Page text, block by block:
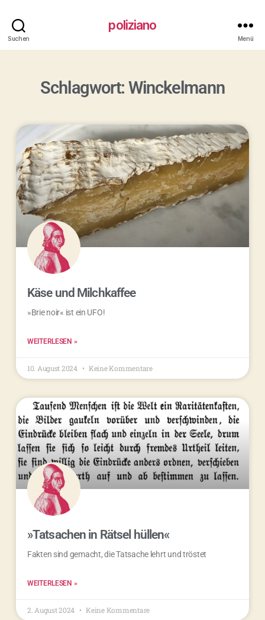
Suchen
poliziano
Menü
Schlagwort: Winckelmann
Käse und Milchkaffee
»Brie noir« ist ein UFO!
WEITERLESEN »
10. August 2024 Keine Kommentare
»Tatsachen in Rätsel hüllen«
Fakten sind gemacht, die Tatsache lehrt und tröstet
WEITERLESEN »
2. August 2024 Keine Kommentare